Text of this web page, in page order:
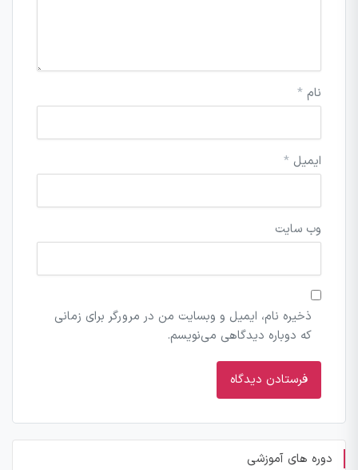
نام *
ایمیل *
وب‌ سایت
ذخیره نام، ایمیل و وبسایت من در مرورگر برای زمانی
که دوباره دیدگاهی می‌نویسم.
دوره های آموزشی